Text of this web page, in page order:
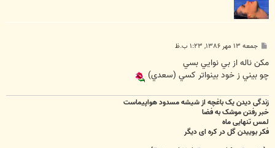
پ
ت
جمعه ۱۳ مهر ۱۳۸۶, ۱:۲۳ ب.ظ
مکن ناله از بي نوايي بسي
چو بيني ز خود بينواتر کسي (سعدي)
زندگی دیدن یک باغچه از شیشه مسدود هواپیماست
خبر رفتن موشک به فضا
لمس تنهایی ماه
فکر بوییدن گل در کره ای دیگر